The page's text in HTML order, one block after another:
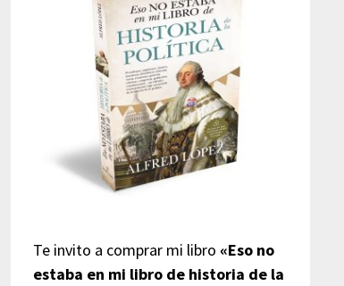
Te invito a comprar mi libro «Eso no
estaba en mi libro de historia de la